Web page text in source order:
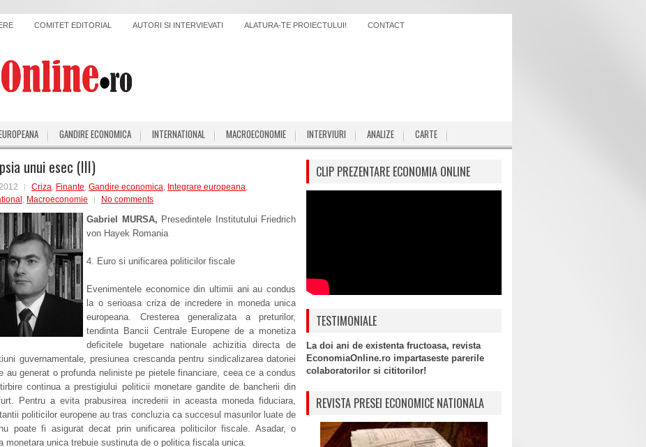
COMITET EDITORIAL AUTORI SI INTERVIEVATI ALATURA-TE PROIECTULUI! CONTACT
GANDIRE ECONOMICA INTERNATIONAL MACROECONOMIE INTERVIURI ANALIZE CARTE
unui esec (III)
Criza, Finante, Gandire economica, Integrare europeana,
, Macroeconomie No comments
Gabriel MURSA, Presedintele Institutului Friedrich
von Hayek Romania
4. Euro si unificarea politicilor fiscale
Evenimentele economice din ultimii ani au condus
la o serioasa criza de incredere in moneda unica
europeana. Cresterea generalizata a preturilor,
tendinta Bancii Centrale Europene de a monetiza
deficitele bugetare nationale achizitia directa de
guvernamentale, presiunea crescanda pentru sindicalizarea datoriei
au generat o profunda neliniste pe pietele financiare, ceea ce a condus
continua a prestigiului politicii monetare gandite de bancherii din
Pentru a evita prabusirea increderii in aceasta moneda fiduciara,
politicilor europene au tras concluzia ca succesul masurilor luate de
poate fi asigurat decat prin unificarea politicilor fiscale. Asadar, o
monetara unica trebuie sustinuta de o politica fiscala unica.
CLIP PREZENTARE ECONOMIA ONLINE
TESTIMONIALE
La doi ani de existenta fructoasa, revista
EconomiaOnline.ro impartaseste parerile
colaboratorilor si cititorilor!
REVISTA PRESEI ECONOMICE NATIONALA